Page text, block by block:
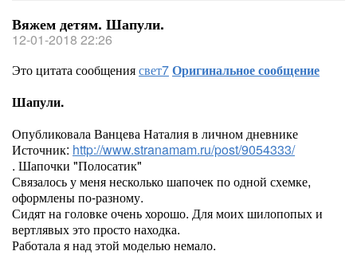
Вяжем детям. Шапули.
12-01-2018 22:26
Это цитата сообщениясвет7Оригинальное сообщение
Шапули.
Опубликовала Ванцева Наталия в личном дневнике
Источник: http://www.stranamam.ru/post/9054333/
. Шапочки "Полосатик"
Связалось у меня несколько шапочек по одной схемке,
оформлены по-разному.
Сидят на головке очень хорошо. Для моих шилопопых и
вертлявых это просто находка.
Работала я над этой моделью немало.